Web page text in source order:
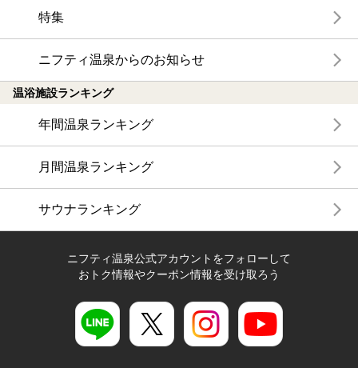
特集
ニフティ温泉からのお知らせ
温浴施設ランキング
年間温泉ランキング
月間温泉ランキング
サウナランキング
ニフティ温泉公式アカウントをフォローして
おトク情報やクーポン情報を受け取ろう